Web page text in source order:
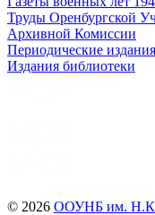
Труды Оренбургской
Архивной Комиссии
Периодические
Издания библиотеки
© 2026 ООУНБ им.